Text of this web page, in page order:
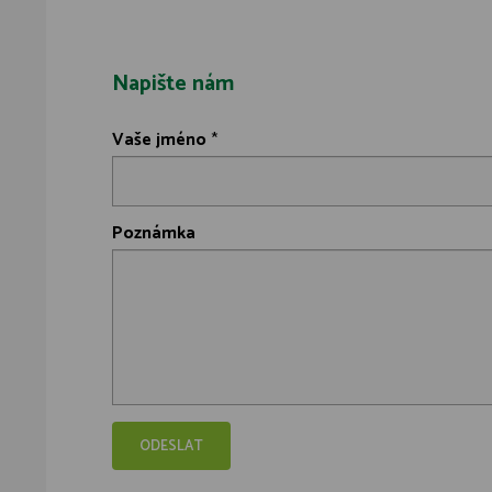
Napište nám
Vaše jméno *
Poznámka